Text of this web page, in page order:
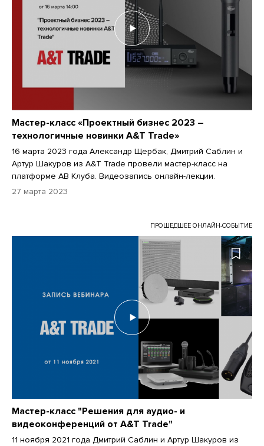
Мастер-класс «Проектный бизнес 2023 –
технологичные новинки A&T Trade»
16 марта 2023 года Александр Щербак, Дмитрий Саблин и
Артур Шакуров из A&T Trade провели мастер-класс на
платформе АВ Клуба. Видеозапись онлайн-лекции.
27 марта 2023
ПРОШЕДШЕЕ ОНЛАЙН-СОБЫТИЕ
Мастер-класс "Решения для аудио- и
видеоконференций от A&T Trade"
11 ноября 2021 года Дмитрий Саблин и Артур Шакуров из